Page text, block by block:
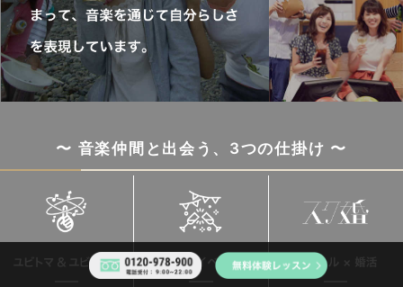
〜 音楽仲間と出会う、3つの仕掛け 〜